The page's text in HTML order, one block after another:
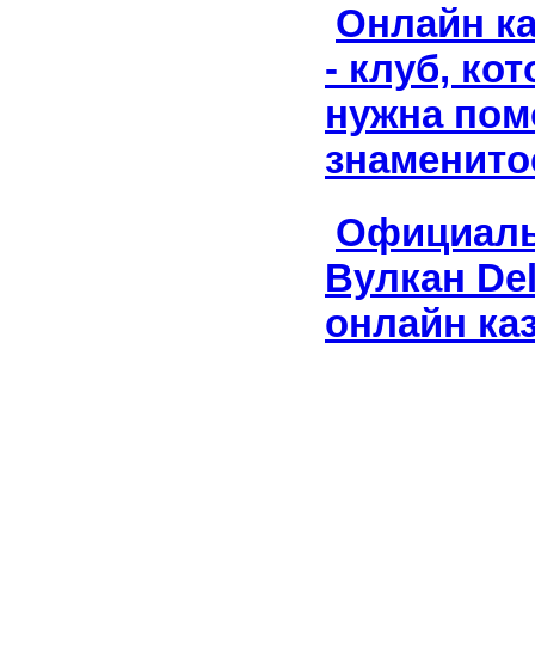
Онлайн
- клуб,
нужна
Вулкан
онлайн